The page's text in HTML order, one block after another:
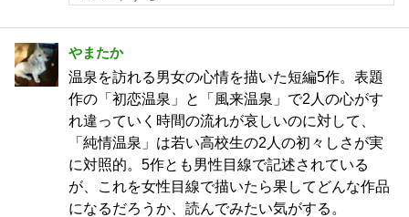
やまたか
温泉を訪れる男女の心情を描いた短編5作。表題
作の「初恋温泉」と「風来温泉」で2人の心がす
れ違っていく時間の流れが哀しいのに対して、
「純情温泉」は若い高校生の2人の初々しさが実
に対照的。5作とも男性目線で記述されている
が、これを女性目線で描いたら果してどんな作品
になるだろうか、読んでみたい気がする。